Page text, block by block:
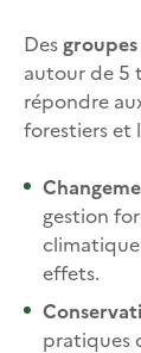
Des
autour de 5
répondre
forestiers et
gestion
effets.
pratiques